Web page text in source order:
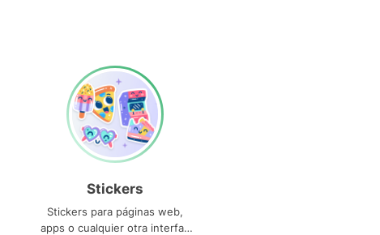
Stickers
Stickers para páginas web,
apps o cualquier otra interfaz